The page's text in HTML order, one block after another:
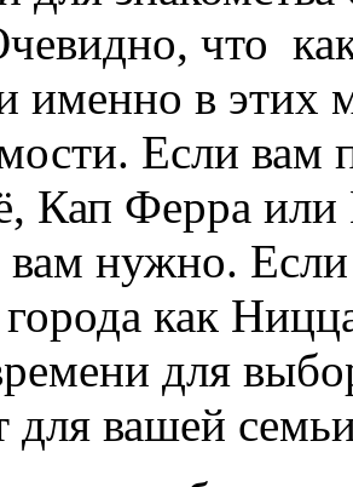
что
именно в этих
Если вам
Кап Ферра или
вам нужно.
как
для
для вашей